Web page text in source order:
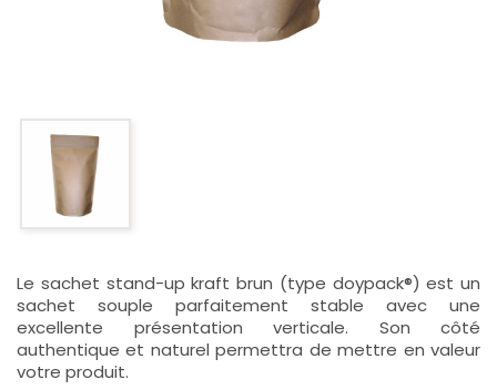
Le sachet stand-up kraft brun (type doypack®) est un
sachet souple parfaitement stable avec une
excellente présentation verticale. Son côté
authentique et naturel permettra de mettre en valeur
votre produit.